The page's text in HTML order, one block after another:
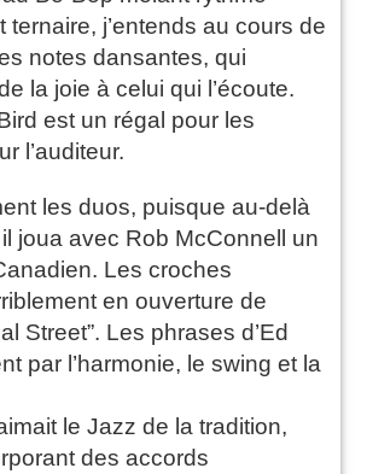
ternaire, j’entends au cours de
notes dansantes, qui
la joie à celui qui l’écoute.
est un régal pour les
l’auditeur.
les duos, puisque au-delà
joua avec Rob McConnell un
Les croches
en ouverture de
Street”. Les phrases d’Ed
par l’harmonie, le swing et la
le Jazz de la tradition,
des accords